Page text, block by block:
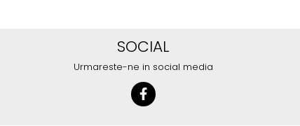
SOCIAL
Urmareste-ne in social media